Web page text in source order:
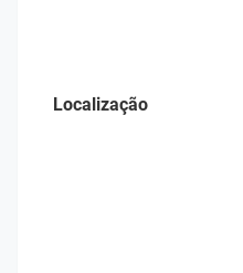
Localização